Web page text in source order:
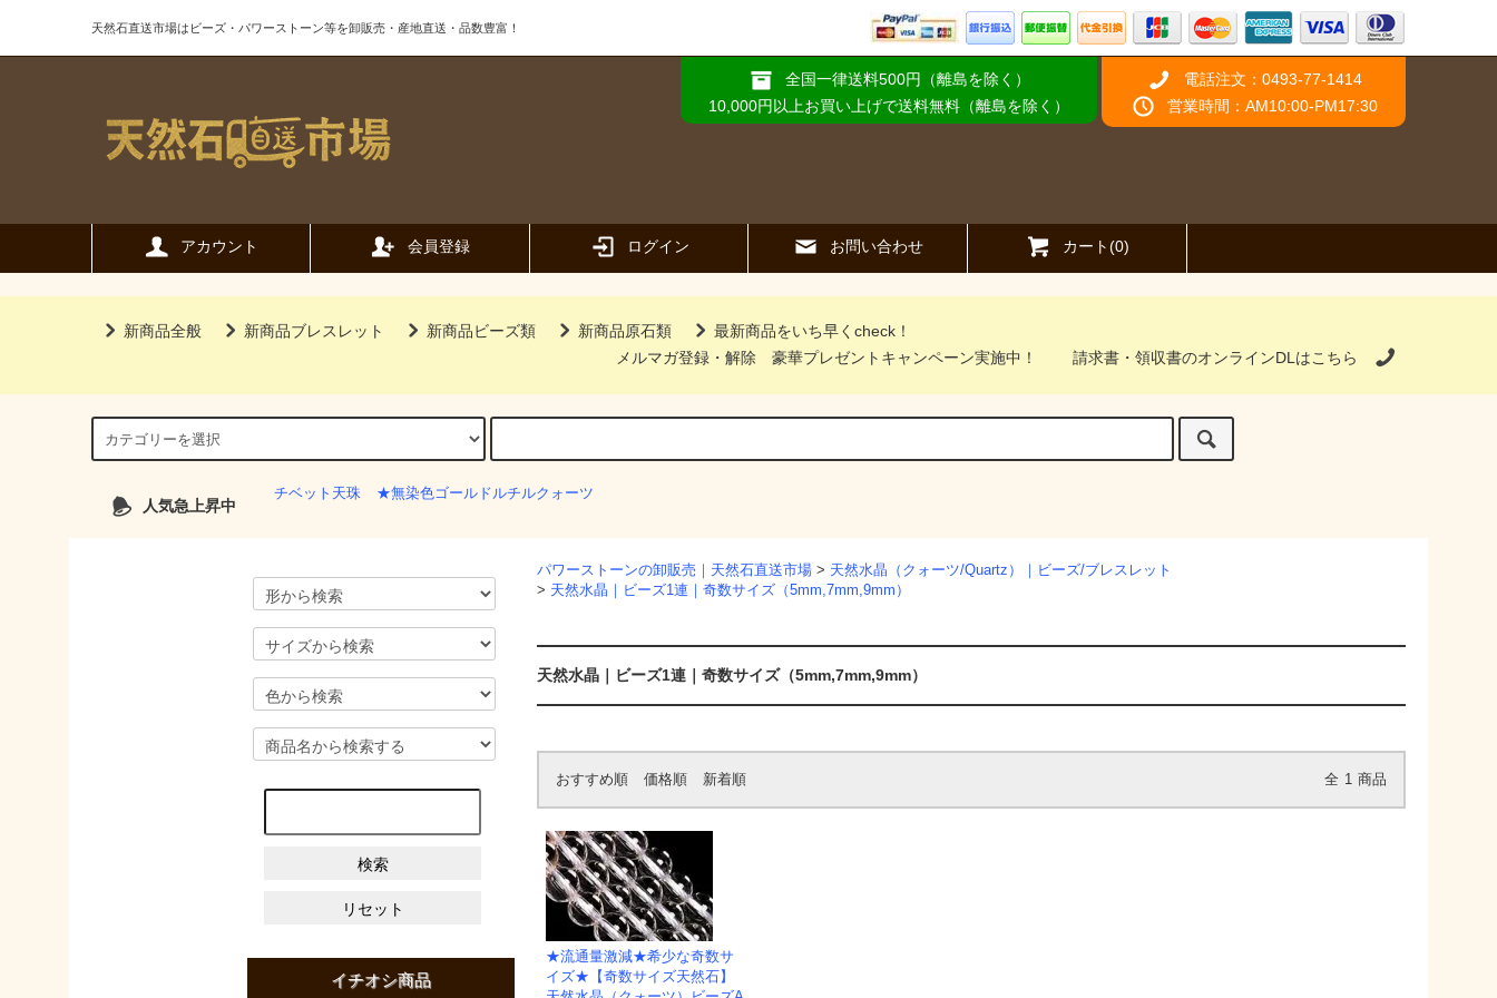
天然石直送市場はビーズ・パワーストーン等を卸販売・産地直送・品数豊富！
全国一律送料500円（離島を除く）
10,000円以上お買い上げで送料無料（離島を除く）
電話注文：0493-77-1414
営業時間：AM10:00-PM17:30
アカウント 会員登録 ログイン お問い合わせ カート(0)
新商品全般 新商品ブレスレット 新商品ビーズ類 新商品原石類
最新商品をいち早くcheck！
メルマガ登録・解除
豪華プレゼントキャンペーン実施中！ 請求書・領収書のオンラインDLはこちら
人気急上昇中
チベット天珠 ★無染色ゴールドルチルクォーツ
パワーストーンの卸販売｜天然石直送市場 > 天然水晶（クォーツ/Quartz）｜ビーズ/ブレスレット
> 天然水晶｜ビーズ1連｜奇数サイズ（5mm,7mm,9mm）
天然水晶｜ビーズ1連｜奇数サイズ（5mm,7mm,9mm）
おすすめ順 価格順 新着順 全 1 商品
★流通量激減★希少な奇数サ
イズ★【奇数サイズ天然石】
イチオシ商品